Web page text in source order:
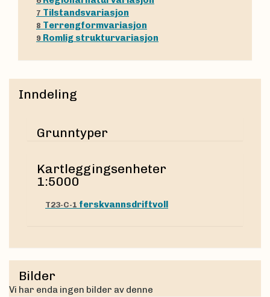
7 Tilstandsvariasjon
8 Terrengformvariasjon
9 Romlig strukturvariasjon
Inndeling
Grunntyper
Kartleggingsenheter
1:5000
T23-C-1 ferskvannsdriftvoll
Bilder
Vi har enda ingen bilder av denne